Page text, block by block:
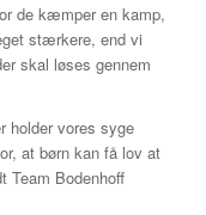
de kæmper en kamp,
stærkere, end vi
skal løses gennem
holder vores syge
at børn kan få lov at
Team Bodenhoff